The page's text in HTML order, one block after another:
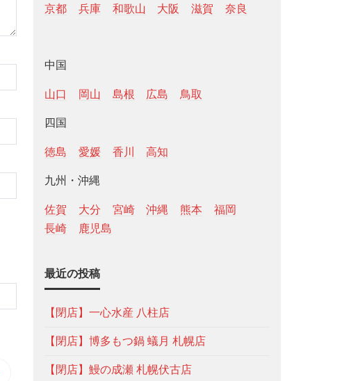
京都 兵庫 和歌山 大阪 滋賀 奈良
中国
山口 岡山 島根 広島 鳥取
四国
徳島 愛媛 香川 高知
九州・沖縄
佐賀 大分 宮崎 沖縄 熊本
福岡
長崎
鹿児島
最近の投稿
【閉店】一心水産 八柱店
【閉店】博多もつ鍋 蟻月 札幌店
【閉店】鰻の成瀬 札幌伏古店